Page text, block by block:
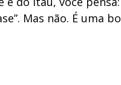
Mas não. É uma